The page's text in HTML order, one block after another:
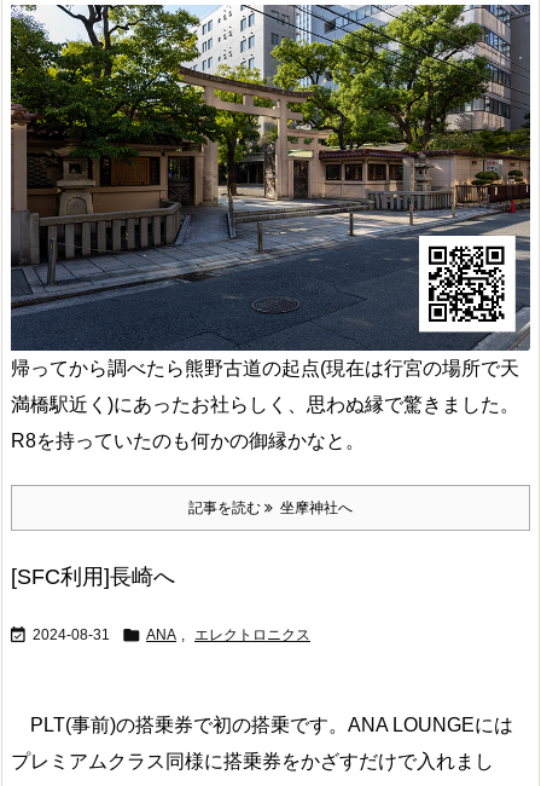
帰ってから調べたら熊野古道の起点(現在は行宮の場所で天
満橋駅近く)にあったお社らしく、思わぬ縁で驚きました。
R8を持っていたのも何かの御縁かなと。
記事を読む 坐摩神社へ
[SFC利用]長崎へ
 2024-08-31  ANA , エレクトロニクス
PLT(事前)の搭乗券で初の搭乗です。ANA LOUNGEには
プレミアムクラス同様に搭乗券をかざすだけで入れまし